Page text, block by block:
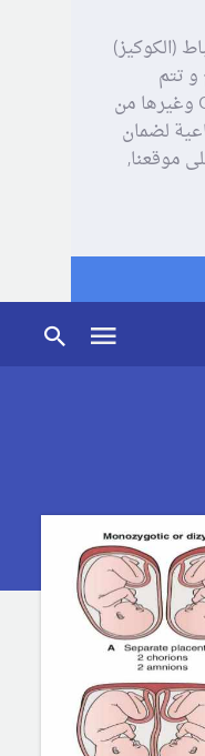
(الكوكيز)
تتم
مشاركة بعض المعلومات مع Google وغيرها من
لضمان
موقعنا,